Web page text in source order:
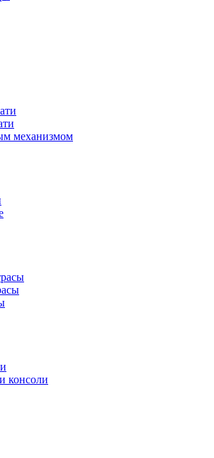
механизмом
консоли